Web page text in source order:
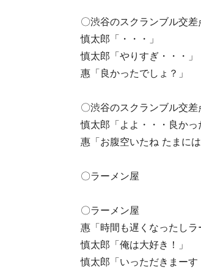
〇渋谷のスクランブル交差
慎太郎「・・・」
慎太郎「やりすぎ・・・」
惠「良かったでしょ？」
〇渋谷のスクランブル交差
慎太郎「よよ・・・良かっ
惠「お腹空いたね たまには
〇ラーメン屋
〇ラーメン屋
惠「時間も遅くなったしラ
慎太郎「俺は大好き！」
慎太郎「いっただきまーす